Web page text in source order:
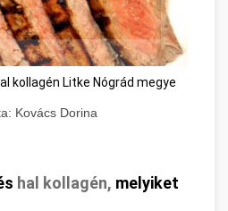
kollagén Litke Nógrád megye
Kovács Dorina
hal kollagén, melyiket